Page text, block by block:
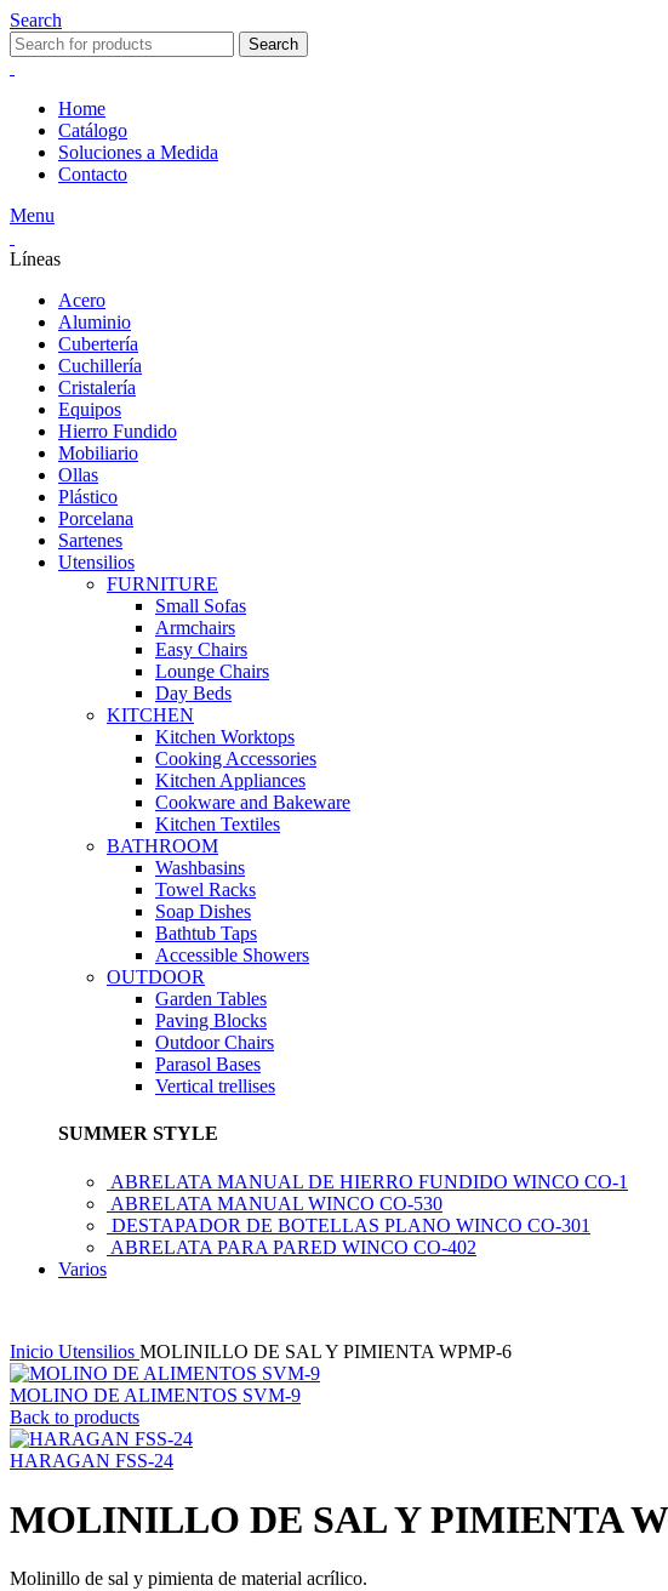
Search
Search
Home
Catálogo
Soluciones a Medida
Contacto
Menu
Líneas
Acero
Aluminio
Cubertería
Cuchillería
Cristalería
Equipos
Hierro Fundido
Mobiliario
Ollas
Plástico
Porcelana
Sartenes
Utensilios
FURNITURE
Small Sofas
Armchairs
Easy Chairs
Lounge Chairs
Day Beds
KITCHEN
Kitchen Worktops
Cooking Accessories
Kitchen Appliances
Cookware and Bakeware
Kitchen Textiles
BATHROOM
Washbasins
Towel Racks
Soap Dishes
Bathtub Taps
Accessible Showers
OUTDOOR
Garden Tables
Paving Blocks
Outdoor Chairs
Parasol Bases
Vertical trellises
SUMMER STYLE
ABRELATA MANUAL DE HIERRO FUNDIDO WINCO CO-1
ABRELATA MANUAL WINCO CO-530
DESTAPADOR DE BOTELLAS PLANO WINCO CO-301
ABRELATA PARA PARED WINCO CO-402
Varios
Inicio Utensilios MOLINILLO DE SAL Y PIMIENTA WPMP-6
MOLINO DE ALIMENTOS SVM-9
Back to products
HARAGAN FSS-24
MOLINILLO DE SAL Y PIMIENTA
Molinillo de sal y pimienta de material acrílico.